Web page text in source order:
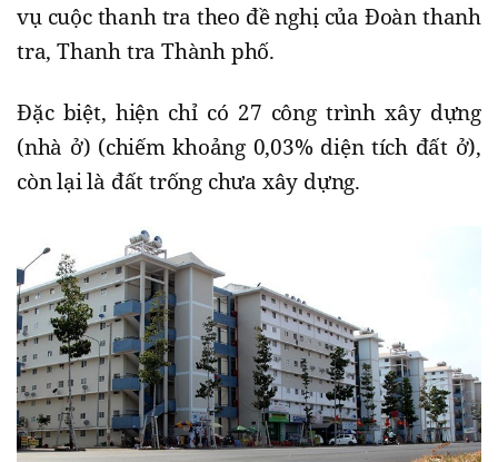
vụ cuộc thanh tra theo đề nghị của Đoàn thanh
tra, Thanh tra Thành phố.
Đặc biệt, hiện chỉ có 27 công trình xây dựng
(nhà ở) (chiếm khoảng 0,03% diện tích đất ở),
còn lại là đất trống chưa xây dựng.